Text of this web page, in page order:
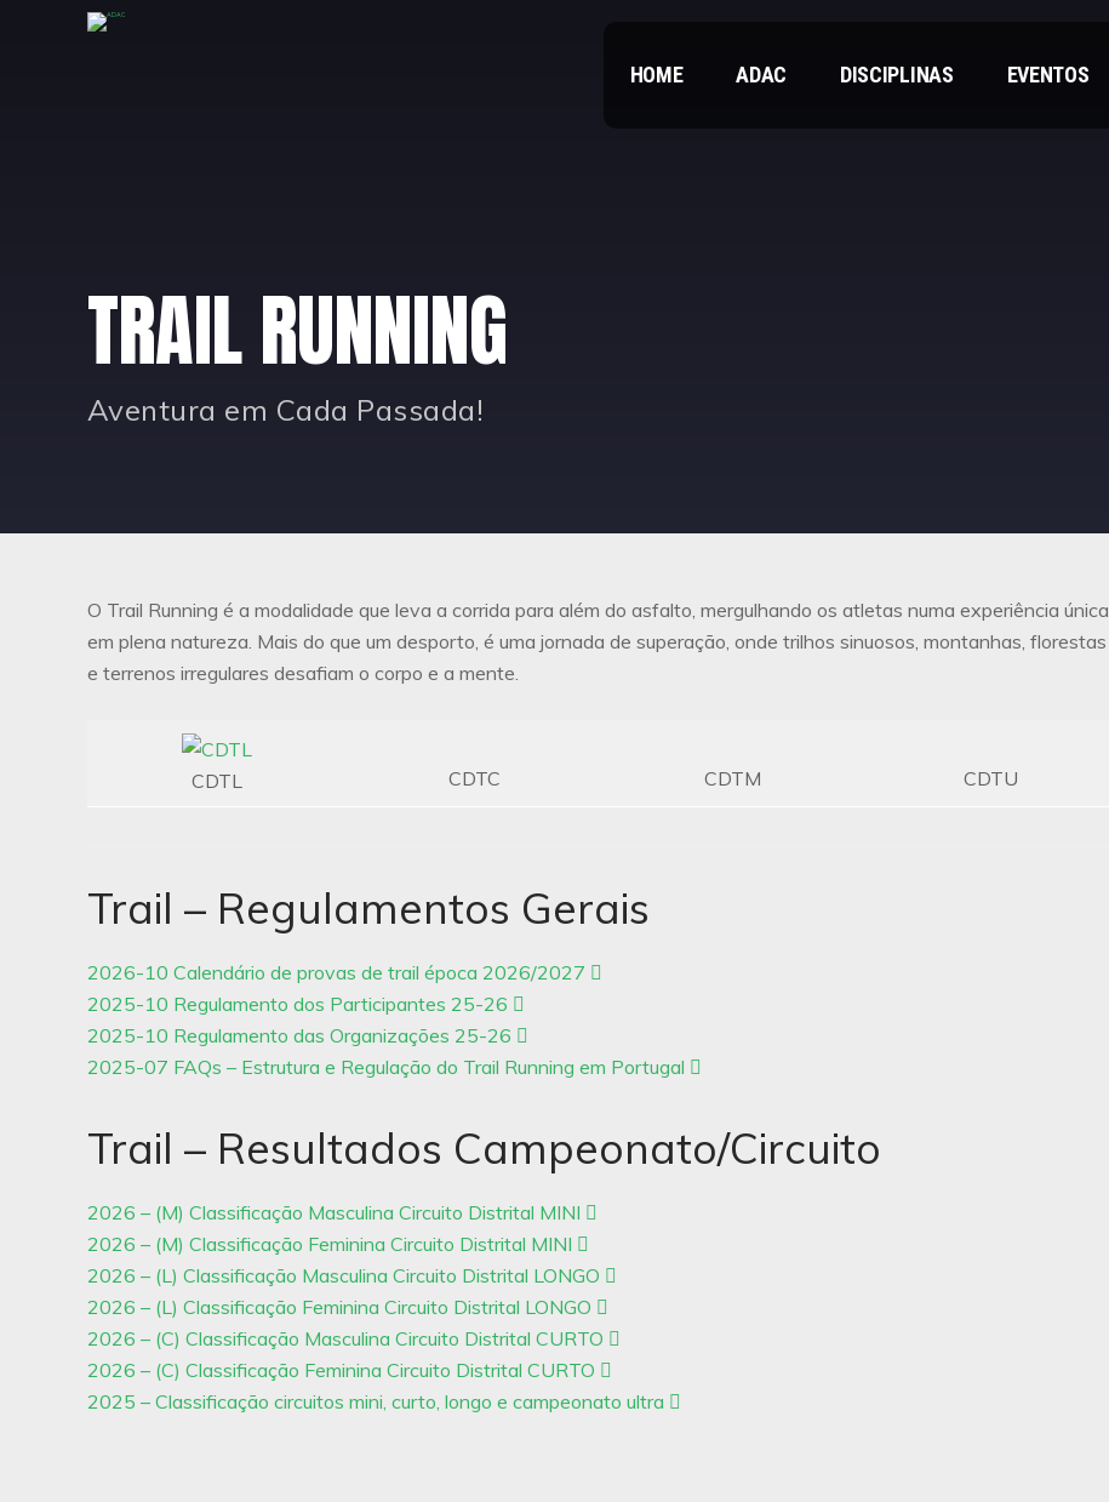
HOME ADAC DISCIPLINAS EVENTOS
TRAIL RUNNING
Aventura em Cada Passada!
O Trail Running é a modalidade que leva a corrida para além do asfalto, mergulhando os atletas numa experiência única
em plena natureza. Mais do que um desporto, é uma jornada de superação, onde trilhos sinuosos, montanhas, florestas
e terrenos irregulares desafiam o corpo e a mente.
CDTL CDTC CDTM CDTU
Trail – Regulamentos Gerais
2026-10 Calendário de provas de trail época 2026/2027
2025-10 Regulamento dos Participantes 25-26
2025-10 Regulamento das Organizações 25-26
2025-07 FAQs – Estrutura e Regulação do Trail Running em Portugal
Trail – Resultados Campeonato/Circuito
2026 – (M) Classificação Masculina Circuito Distrital MINI
2026 – (M) Classificação Feminina Circuito Distrital MINI
2026 – (L) Classificação Masculina Circuito Distrital LONGO
2026 – (L) Classificação Feminina Circuito Distrital LONGO
2026 – (C) Classificação Masculina Circuito Distrital CURTO
2026 – (C) Classificação Feminina Circuito Distrital CURTO
2025 – Classificação circuitos mini, curto, longo e campeonato ultra